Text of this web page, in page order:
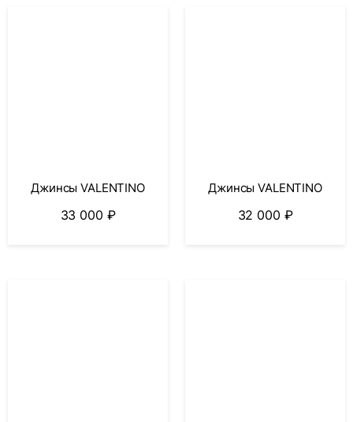
Джинсы VALENTINO
33 000 ₽
Джинсы VALENTINO
32 000 ₽